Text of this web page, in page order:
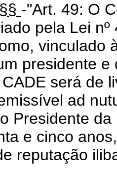
-"Art. 49: O
pela Lei
vinculado
presidente
será de
ad
Presidente
e cinco
reputação